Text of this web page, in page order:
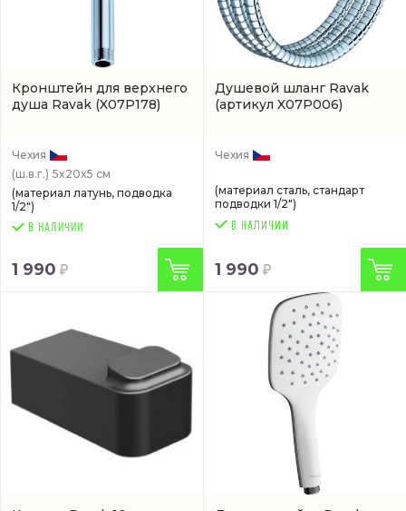
Кронштейн для верхнего
душа Ravak (X07P178)
Чехия
(ш.в.г.) 5x20x5 см
(материал латунь, подводка
1/2")
В НАЛИЧИИ
1 990
Душевой шланг Ravak
(артикул X07P006)
Чехия
(материал сталь, стандарт
подводки 1/2")
1 990